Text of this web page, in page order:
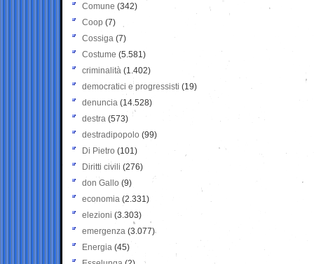
Comune (342)
Coop (7)
Cossiga (7)
Costume (5.581)
criminalità (1.402)
democratici e progressisti (19)
denuncia (14.528)
destra (573)
destradipopolo (99)
Di Pietro (101)
Diritti civili (276)
don Gallo (9)
economia (2.331)
elezioni (3.303)
emergenza (3.077)
Energia (45)